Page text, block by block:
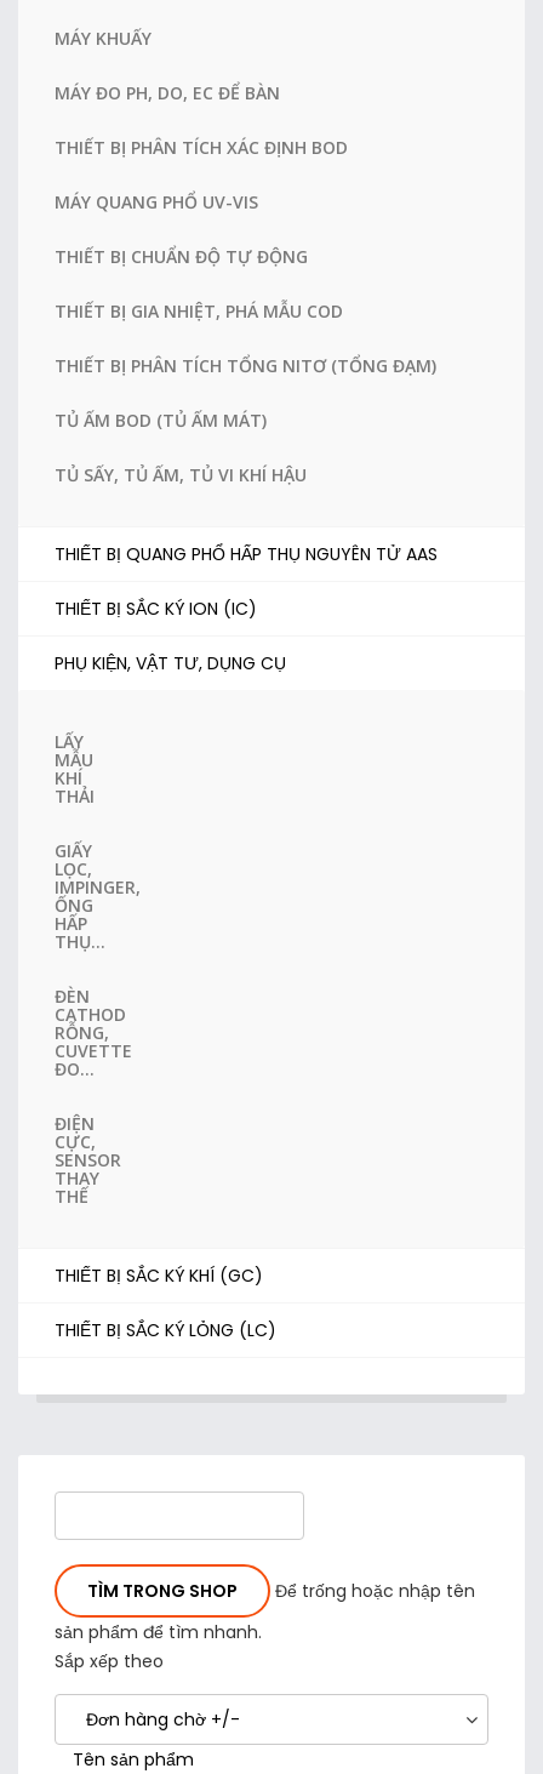
MÁY KHUẤY
MÁY ĐO PH, DO, EC ĐỂ BÀN
THIẾT BỊ PHÂN TÍCH XÁC ĐỊNH BOD
MÁY QUANG PHỔ UV-VIS
THIẾT BỊ CHUẨN ĐỘ TỰ ĐỘNG
THIẾT BỊ GIA NHIỆT, PHÁ MẪU COD
THIẾT BỊ PHÂN TÍCH TỔNG NITƠ (TỔNG ĐẠM)
TỦ ẤM BOD (TỦ ẤM MÁT)
TỦ SẤY, TỦ ẤM, TỦ VI KHÍ HẬU
THIẾT BỊ QUANG PHỔ HẤP THỤ NGUYÊN TỬ AAS
THIẾT BỊ SẮC KÝ ION (IC)
PHỤ KIỆN, VẬT TƯ, DỤNG CỤ
LẤY
MẪU
KHÍ
THẢI
GIẤY
LỌC,
IMPINGER,
ỐNG
HẤP
THỤ...
ĐÈN
CATHOD
RỖNG,
CUVETTE
ĐO...
ĐIỆN
CỰC,
SENSOR
THAY
THẾ
THIẾT BỊ SẮC KÝ KHÍ (GC)
THIẾT BỊ SẮC KÝ LỎNG (LC)
Để trống hoặc nhập tên
sản phẩm để tìm nhanh.
Sắp xếp theo
Đơn hàng chờ +/-
Tên sản phẩm